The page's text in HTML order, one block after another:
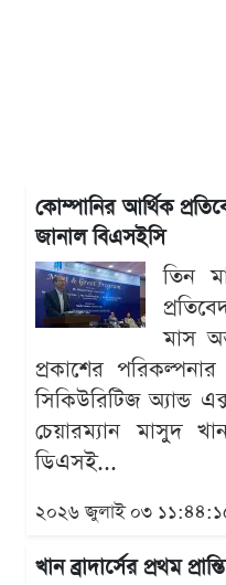
কোম্পানির আর্থিক
জানাল বিএসইসি
তিন
মাস
প্রকাশের
সিকিউরিটিজ অ্যান্ড
চেয়ারম্যান মাসুদ
ডিএসই...
২০২৬ জুলাই ০৩
খান ব্রাদার্সের প্রথম